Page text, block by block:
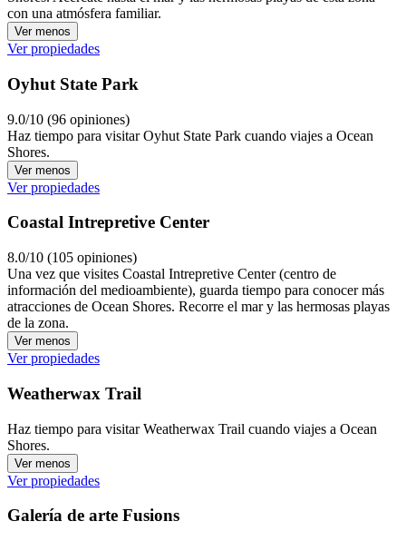
con una atmósfera familiar.
Ver menos
Ver propiedades
Oyhut State Park
9.0/10 (96 opiniones)
Haz tiempo para visitar Oyhut State Park cuando viajes a Ocean
Shores.
Ver menos
Ver propiedades
Coastal Intrepretive Center
8.0/10 (105 opiniones)
Una vez que visites Coastal Intrepretive Center (centro de
información del medioambiente), guarda tiempo para conocer más
atracciones de Ocean Shores. Recorre el mar y las hermosas playas
de la zona.
Ver menos
Ver propiedades
Weatherwax Trail
Haz tiempo para visitar Weatherwax Trail cuando viajes a Ocean
Shores.
Ver menos
Ver propiedades
Galería de arte Fusions